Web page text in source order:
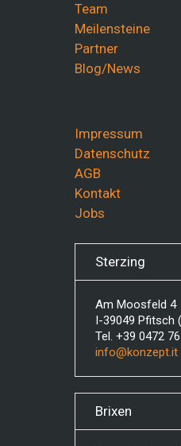
Team
Meilensteine
Partner
Blog/News
Impressum
Datenschutz
AGB
Kontakt
Jobs
Sterzing
Am Moosfeld 4
I-39049 Pfitsch
Tel. +39 0472
info@konzept.it
Brixen